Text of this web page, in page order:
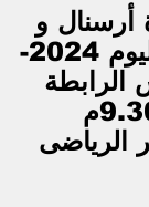
أرسنال و
كريستال بالاس اليوم 2024-
الرابطة
الرياضى